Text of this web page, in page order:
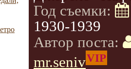
Год съемки:
1930-1939
Автор поста:
mr.senivVIP